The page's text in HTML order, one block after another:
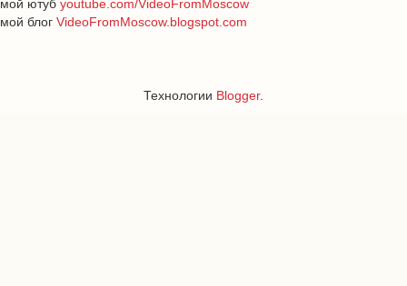
мой ютуб youtube.com/VideoFromMoscow
мой блог VideoFromMoscow.blogspot.com
Технологии Blogger.